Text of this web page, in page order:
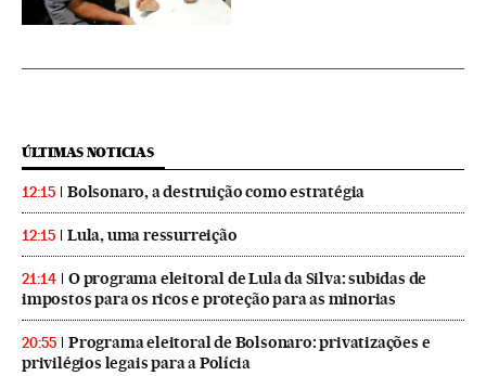
ÚLTIMAS NOTICIAS
12:15 Bolsonaro, a destruição como estratégia
12:15 Lula, uma ressurreição
21:14
O programa eleitoral de Lula da Silva: subidas de
impostos para os ricos e proteção para as minorias
20:55
Programa eleitoral de Bolsonaro: privatizações e
privilégios legais para a Polícia